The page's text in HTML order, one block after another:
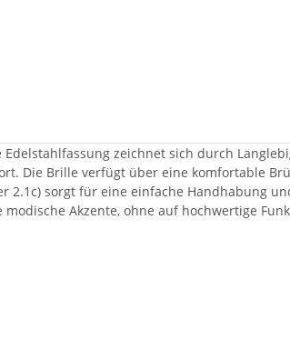
zeichnet sich durch
Die Brille verfügt über eine komfortable
2.1c) sorgt für eine einfache Handhabung
Akzente, ohne auf hochwertige